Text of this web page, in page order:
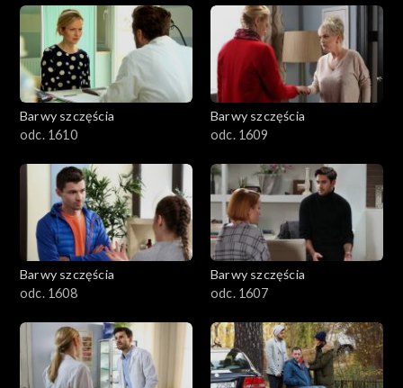
Barwy szczęścia
odc. 1610
Barwy szczęścia
odc. 1609
Barwy szczęścia
odc. 1608
Barwy szczęścia
odc. 1607